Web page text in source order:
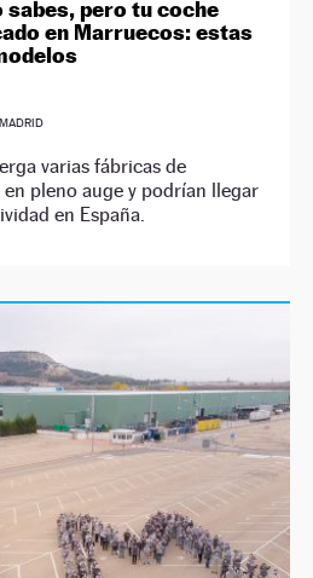
sabes, pero tu coche
en Marruecos: estas
varias fábricas de
pleno auge y podrían llegar
en España.